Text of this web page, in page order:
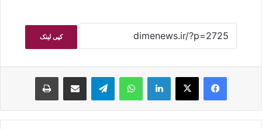
کپی لینک
فیسبوکایکس لینکداین واتس آپ تلگرام اشتراک گذاری با ایمیل چاپ